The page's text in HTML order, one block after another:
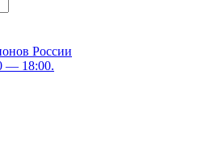
России
— 18:00.